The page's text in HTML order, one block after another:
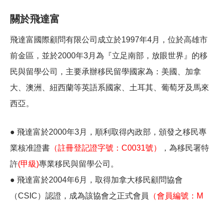
關於飛達富
飛達富國際顧問有限公司成立於1997年4月，位於高雄市
前金區，並於2000年3月為『立足南部，放眼世界』的移
民與留學公司，主要承辦移民留學國家為：美國、加拿
大、澳洲、紐西蘭等英語系國家、土耳其、葡萄牙及馬來
西亞。
● 飛達富於2000年3月，順利取得內政部，頒發之移民專
業核准證書 （註冊登記證字號：C0031號）
，為移民署特
許(甲級)專業移民與留學公司。
● 飛達富於2004年6月，取得加拿大移民顧問協會
（CSIC）認證，成為該協會之正式會員
（會員編號：M